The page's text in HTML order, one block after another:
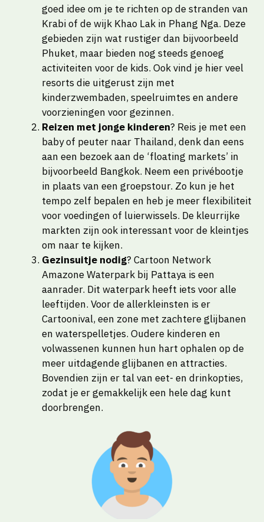
goed idee om je te richten op de stranden van
Krabi of de wijk Khao Lak in Phang Nga. Deze
gebieden zijn wat rustiger dan bijvoorbeeld
Phuket, maar bieden nog steeds genoeg
activiteiten voor de kids. Ook vind je hier veel
resorts die uitgerust zijn met
kinderzwembaden, speelruimtes en andere
voorzieningen voor gezinnen.
Reizen met jonge kinderen? Reis je met een
baby of peuter naar Thailand, denk dan eens
aan een bezoek aan de ‘floating markets’ in
bijvoorbeeld Bangkok. Neem een privébootje
in plaats van een groepstour. Zo kun je het
tempo zelf bepalen en heb je meer flexibiliteit
voor voedingen of luierwissels. De kleurrijke
markten zijn ook interessant voor de kleintjes
om naar te kijken.
Gezinsuitje nodig? Cartoon Network
Amazone Waterpark bij Pattaya is een
aanrader. Dit waterpark heeft iets voor alle
leeftijden. Voor de allerkleinsten is er
Cartoonival, een zone met zachtere glijbanen
en waterspelletjes. Oudere kinderen en
volwassenen kunnen hun hart ophalen op de
meer uitdagende glijbanen en attracties.
Bovendien zijn er tal van eet- en drinkopties,
zodat je er gemakkelijk een hele dag kunt
doorbrengen.